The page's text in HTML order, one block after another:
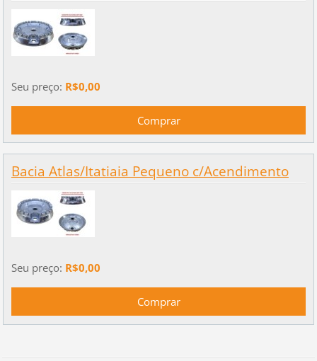
Seu preço: R$0,00
Bacia Atlas/Itatiaia Pequeno c/Acendimento
Seu preço: R$0,00